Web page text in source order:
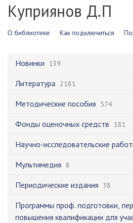
Куприянов Д.П
О библиотеке Как подключиться
Новинки 139
Литература 2181
Методические пособия 574
Фонды оценочных средств 181
Научно-исследовательские
Мультимедия 8
Периодические издания 38
Программы проф. подготовки,
повышения квалификации для